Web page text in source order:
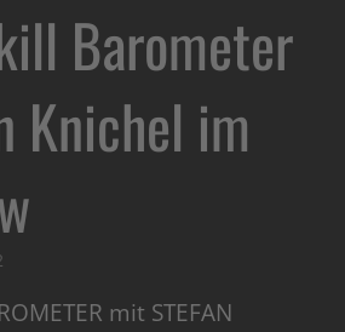
Barometer
Knichel im
mit STEFAN